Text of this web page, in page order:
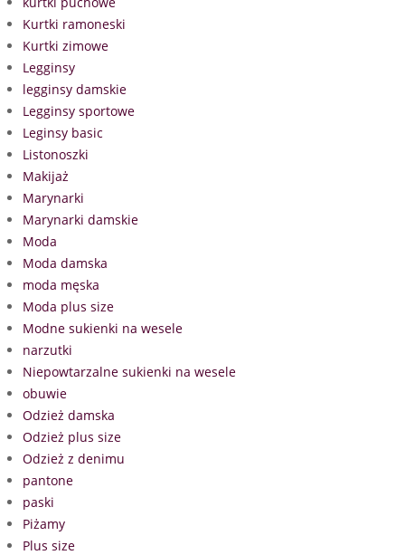
Kurtki ramoneski
Kurtki zimowe
Legginsy
legginsy damskie
Legginsy sportowe
Leginsy basic
Listonoszki
Makijaż
Marynarki
Marynarki damskie
Moda
Moda damska
moda męska
Moda plus size
Modne sukienki na wesele
narzutki
Niepowtarzalne sukienki na wesele
obuwie
Odzież damska
Odzież plus size
Odzież z denimu
pantone
paski
Piżamy
Plus size